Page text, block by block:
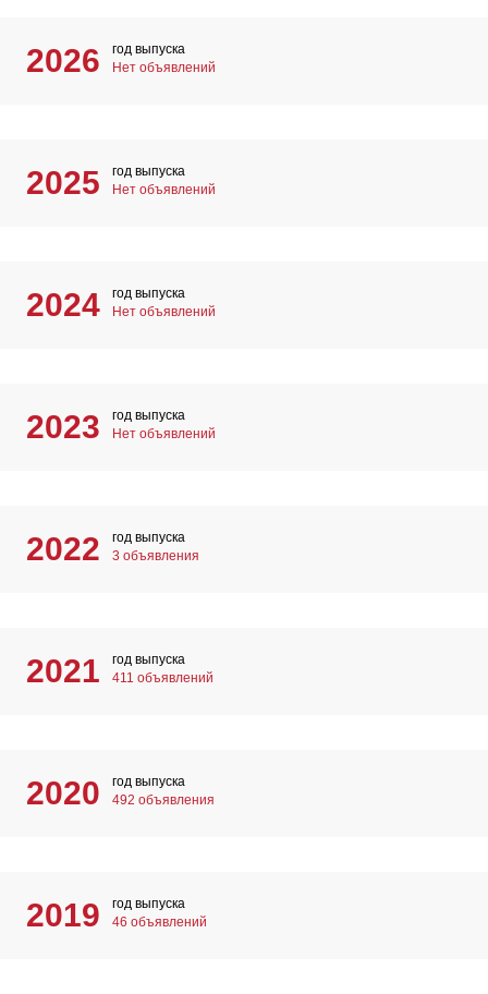
2026
год выпуска
Нет объявлений
2025
год выпуска
Нет объявлений
2024
год выпуска
Нет объявлений
2023
год выпуска
Нет объявлений
2022
год выпуска
3 объявления
2021
год выпуска
411 объявлений
2020
год выпуска
492 объявления
2019
год выпуска
46 объявлений